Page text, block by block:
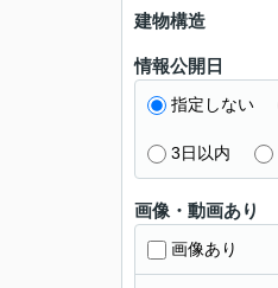
建物構造
情報公開日
指定しない
3日以内
画像・動画あり
画像あり